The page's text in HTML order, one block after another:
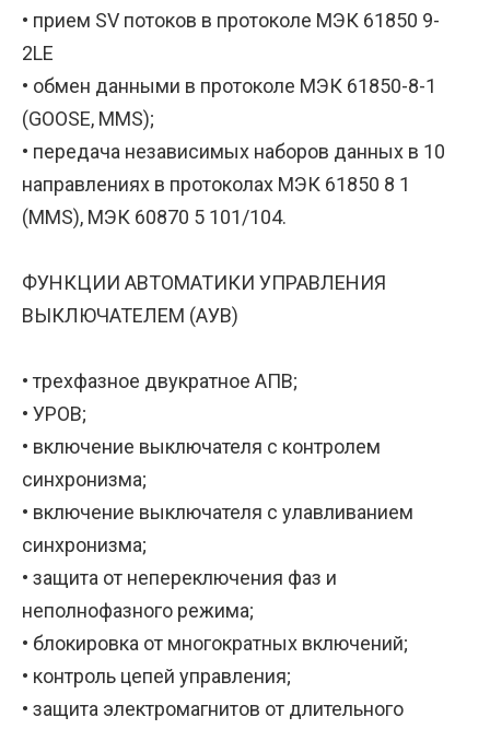
• прием SV потоков в протоколе МЭК 61850 9-
2LE
• обмен данными в протоколе МЭК 61850-8-1
(GOOSE, MMS);
• передача независимых наборов данных в 10
направлениях в протоколах МЭК 61850 8 1
(MMS), МЭК 60870 5 101/104.
ФУНКЦИИ АВТОМАТИКИ УПРАВЛЕНИЯ
ВЫКЛЮЧАТЕЛЕМ (АУВ)
• трехфазное двукратное АПВ;
• УРОВ;
• включение выключателя с контролем
синхронизма;
• включение выключателя с улавливанием
синхронизма;
• защита от непереключения фаз и
неполнофазного режима;
• блокировка от многократных включений;
• контроль цепей управления;
• защита электромагнитов от длительного